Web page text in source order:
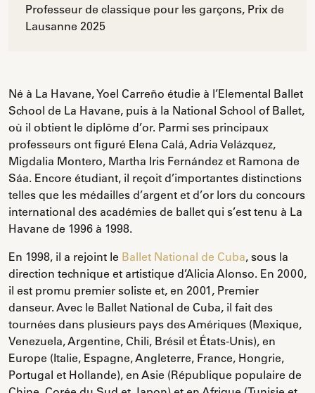
Professeur de classique pour les garçons, Prix de
Lausanne 2025
Né à La Havane, Yoel Carreño étudie à l’Elemental Ballet
School de La Havane, puis à la National School of Ballet,
où il obtient le diplôme d’or. Parmi ses principaux
professeurs ont figuré Elena Calá, Adria Velázquez,
Migdalia Montero, Martha Iris Fernández et Ramona de
Sáa. Encore étudiant, il reçoit d’importantes distinctions
telles que les médailles d’argent et d’or lors du concours
international des académies de ballet qui s’est tenu à La
Havane de 1996 à 1998.
En 1998, il a rejoint le Ballet National de Cuba, sous la
direction technique et artistique d’Alicia Alonso. En 2000,
il est promu premier soliste et, en 2001, Premier
danseur. Avec le Ballet National de Cuba, il fait des
tournées dans plusieurs pays des Amériques (Mexique,
Venezuela, Argentine, Chili, Brésil et États-Unis), en
Europe (Italie, Espagne, Angleterre, France, Hongrie,
Portugal et Hollande), en Asie (République populaire de